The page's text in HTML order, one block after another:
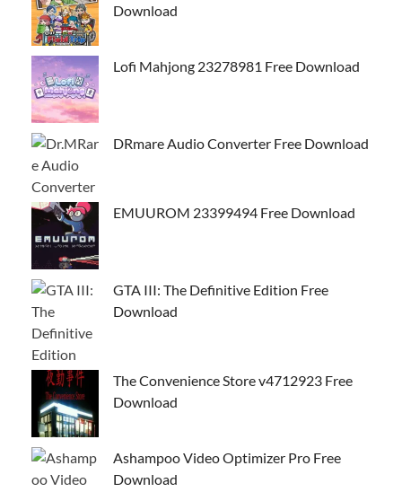
Download
Lofi Mahjong 23278981 Free Download
DRmare Audio Converter Free Download
EMUUROM 23399494 Free Download
GTA III: The Definitive Edition Free
Download
The Convenience Store v4712923 Free
Download
Ashampoo Video Optimizer Pro Free
Download